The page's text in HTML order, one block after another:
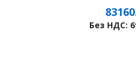
Без НДС: